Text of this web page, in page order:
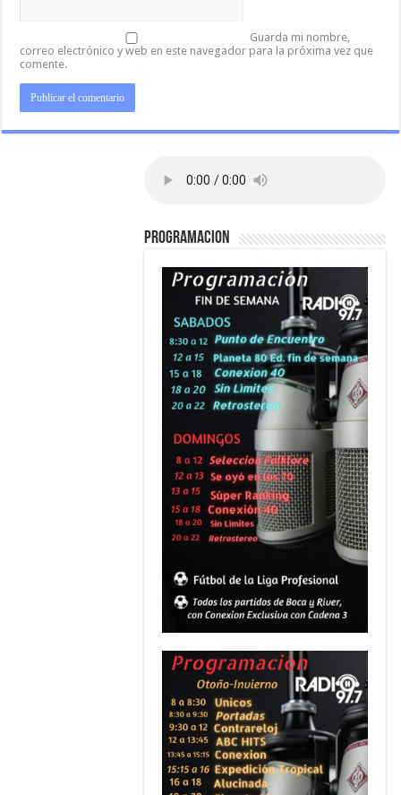
Guarda mi nombre,
correo electrónico y web en este navegador para la próxima vez que
comente.
PROGRAMACION